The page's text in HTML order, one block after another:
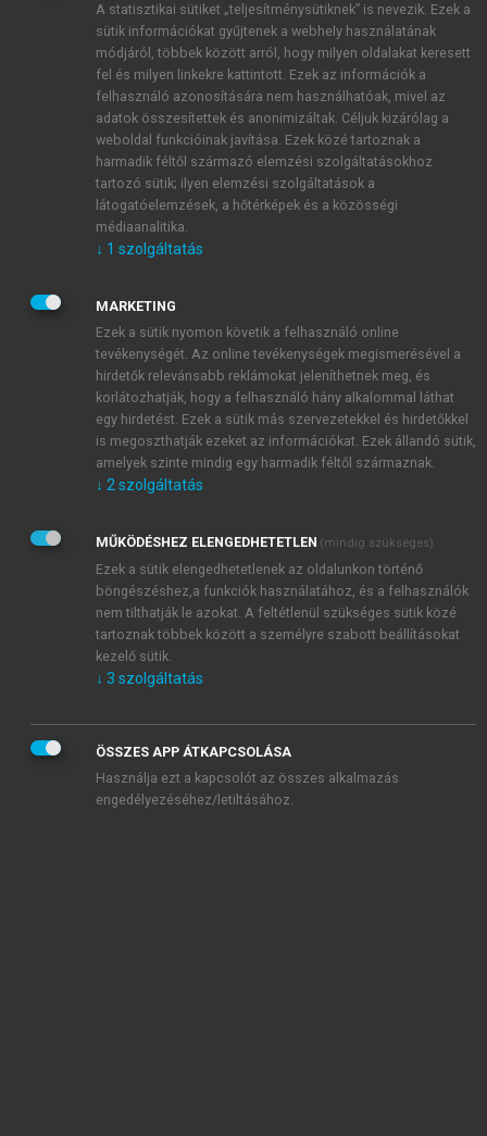
ÚJ FIÓK LÉTREHOZÁSA
1 óra díjmentes hozzáférés
E-MAIL-CÍM
JELSZÓ
JELSZÓ ÚJRA
Kérek értesítést a MeRSZ újdonságairól, akcióiról.
Kérek értesítést az Akadémiai Kiadó Zrt. újdonságairól,
Adatkezelési tájékoztatóbanfoglaltakat tudomásul
veszem és elfogadom.
Általános vásárlási feltételeket, valamint a szotar.netés a
mersz.huoldalak licencszerződéseiben foglaltakat
tudomásul veszem és elfogadom.
KIPRÓBÁLOM
A statisztikai sütiket „teljesítménysütiknek” is nevezik. Ezek a
sütik információkat gyűjtenek a webhely használatának
módjáról, többek között arról, hogy milyen oldalakat keresett
fel és milyen linkekre kattintott. Ezek az információk a
felhasználó azonosítására nem használhatóak, mivel az
adatok összesítettek és anonimizáltak. Céljuk kizárólag a
weboldal funkcióinak javítása. Ezek közé tartoznak a
harmadik féltől származó elemzési szolgáltatásokhoz
tartozó sütik; ilyen elemzési szolgáltatások a
látogatóelemzések, a hőtérképek és a közösségi
médiaanalitika.
↓ 1 szolgáltatás
MARKETING
Ezek a sütik nyomon követik a felhasználó online
tevékenységét. Az online tevékenységek megismerésével a
hirdetők relevánsabb reklámokat jeleníthetnek meg, és
korlátozhatják, hogy a felhasználó hány alkalommal láthat
egy hirdetést. Ezek a sütik más szervezetekkel és hirdetőkkel
is megoszthatják ezeket az információkat. Ezek állandó sütik,
amelyek szinte mindig egy harmadik féltől származnak.
↓ 2 szolgáltatás
MŰKÖDÉSHEZ ELENGEDHETETLEN (mindig szükséges)
Ezek a sütik elengedhetetlenek az oldalunkon történő
böngészéshez,a funkciók használatához, és a felhasználók
nem tilthatják le azokat. A feltétlenül szükséges sütik közé
tartoznak többek között a személyre szabott beállításokat
kezelő sütik.
↓ 3 szolgáltatás
ÖSSZES APP ÁTKAPCSOLÁSA
Használja ezt a kapcsolót az összes alkalmazás
engedélyezéséhez/letiltásához.